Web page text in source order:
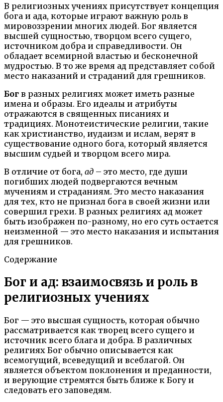
В религиозных учениях присутствует концепция
бога и ада, которые играют важную роль в
мировоззрении многих людей. Бог является
высшей сущностью, творцом всего сущего,
источником добра и справедливости. Он
обладает всемирной властью и бесконечной
мудростью. В то же время ад представляет собой
место наказаний и страданий для грешников.
Бог в разных религиях может иметь разные
имена и образы. Его идеалы и атрибуты
отражаются в священных писаниях и
традициях. Монотеистические религии, такие
как христианство, иудаизм и ислам, верят в
существование одного бога, который является
высшим судьей и творцом всего мира.
В отличие от бога, ад – это место, где души
погибших людей подвергаются вечным
мучениям и страданиям. Это место наказания
для тех, кто не признал бога в своей жизни или
совершил грехи. В разных религиях ад может
быть изображен по-разному, но его суть остается
неизменной — это место наказания и испытания
для грешников.
Содержание
Бог и ад: взаимосвязь и роль в
религиозных учениях
Бог — это высшая сущность, которая обычно
рассматривается как творец всего сущего и
источник всего блага и добра. В различных
религиях Бог обычно описывается как
всемогущий, всеведущий и всеблагой. Он
является объектом поклонения и преданности,
и верующие стремятся быть ближе к Богу и
следовать его заповедям.